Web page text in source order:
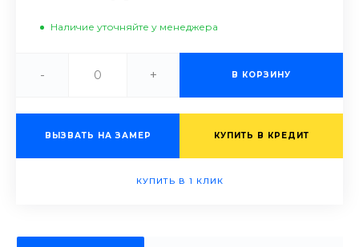
Наличие уточняйте у менеджера
- +
ВЫЗВАТЬ НА ЗАМЕР
В КОРЗИНУ
КУПИТЬ В КРЕДИТ
КУПИТЬ В 1 КЛИК